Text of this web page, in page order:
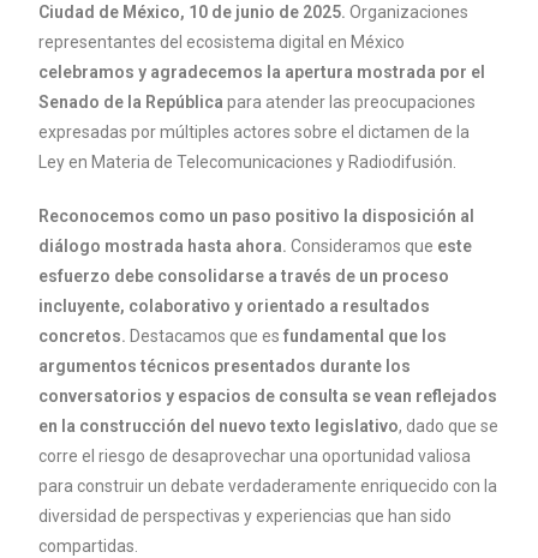
Ciudad de México, 10 de junio de 2025. Organizaciones
representantes del ecosistema digital en México
celebramos y agradecemos la apertura mostrada por el
Senado de la República para atender las preocupaciones
expresadas por múltiples actores sobre el dictamen de la
Ley en Materia de Telecomunicaciones y Radiodifusión.
Reconocemos como un paso positivo la disposición al
diálogo mostrada hasta ahora. Consideramos que este
esfuerzo debe consolidarse a través de un proceso
incluyente, colaborativo y orientado a resultados
concretos. Destacamos que esfundamental que los
argumentos técnicos presentados durante los
conversatorios y espacios de consulta se vean reflejados
en la construcción del nuevo texto legislativo, dado que se
corre el riesgo de desaprovechar una oportunidad valiosa
para construir un debate verdaderamente enriquecido con la
diversidad de perspectivas y experiencias que han sido
compartidas.